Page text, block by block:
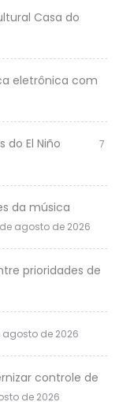
Casa do
eletrônica com
do El Niño
7
da música
agosto de 2026
prioridades de
agosto de 2026
controle de
de 2026